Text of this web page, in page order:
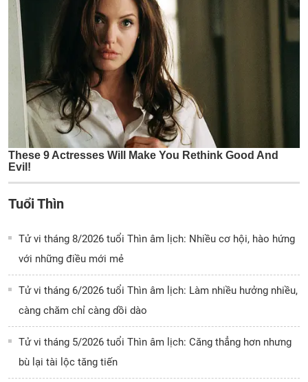
Tuổi Thìn
Tử vi tháng 8/2026 tuổi Thìn âm lịch: Nhiều cơ hội, hào hứng
với những điều mới mẻ
Tử vi tháng 6/2026 tuổi Thìn âm lịch: Làm nhiều hưởng nhiều,
càng chăm chỉ càng dồi dào
Tử vi tháng 5/2026 tuổi Thìn âm lịch: Căng thẳng hơn nhưng
bù lại tài lộc tăng tiến